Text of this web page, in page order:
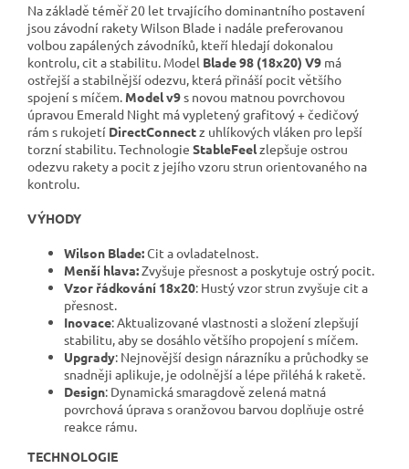
Na základě téměř 20 let trvajícího dominantního postavení
jsou závodní rakety Wilson Blade i nadále preferovanou
volbou zapálených závodníků, kteří hledají dokonalou
kontrolu, cit a stabilitu. Model Blade 98 (18x20) V9 má
ostřejší a stabilnější odezvu, která přináší pocit většího
spojení s míčem. Model v9s novou matnou povrchovou
úpravou Emerald Night má vypletený grafitový + čedičový
rám s rukojetí DirectConnectz uhlíkových vláken pro lepší
torzní stabilitu. Technologie StableFeelzlepšuje ostrou
odezvu rakety a pocit z jejího vzoru strun orientovaného na
kontrolu.
VÝHODY
Wilson Blade:Cit a ovladatelnost.
Menší hlava:Zvyšuje přesnost a poskytuje ostrý pocit.
Vzor řádkování 18x20: Hustý vzor strun zvyšuje cit a
přesnost.
Inovace: Aktualizované vlastnosti a složení zlepšují
stabilitu, aby se dosáhlo většího propojení s míčem.
Upgrady: Nejnovější design nárazníku a průchodky se
snadněji aplikuje, je odolnější a lépe přiléhá k raketě.
Design: Dynamická smaragdově zelená matná
povrchová úprava s oranžovou barvou doplňuje ostré
reakce rámu.
TECHNOLOGIE